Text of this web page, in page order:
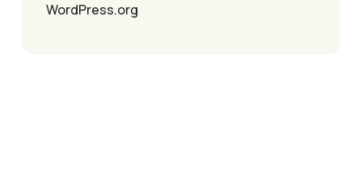
WordPress.org